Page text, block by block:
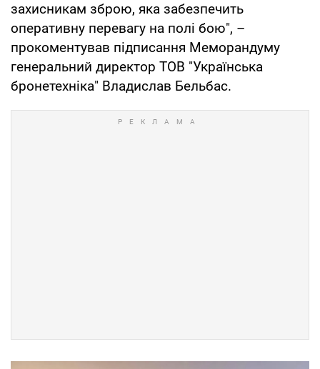
захисникам зброю, яка забезпечить
оперативну перевагу на полі бою", –
прокоментував підписання Меморандуму
генеральний директор ТОВ "Українська
бронетехніка" Владислав Бельбас.